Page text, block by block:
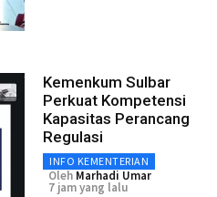
Kemenkum Sulbar
Perkuat Kompetensi
Kapasitas Perancang
Regulasi
INFO KEMENTERIAN
Oleh Marhadi Umar
7 jam yang lalu